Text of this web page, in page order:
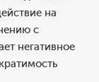
на
с
негативное